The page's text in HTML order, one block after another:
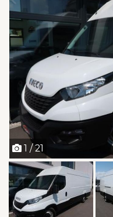
1 / 21